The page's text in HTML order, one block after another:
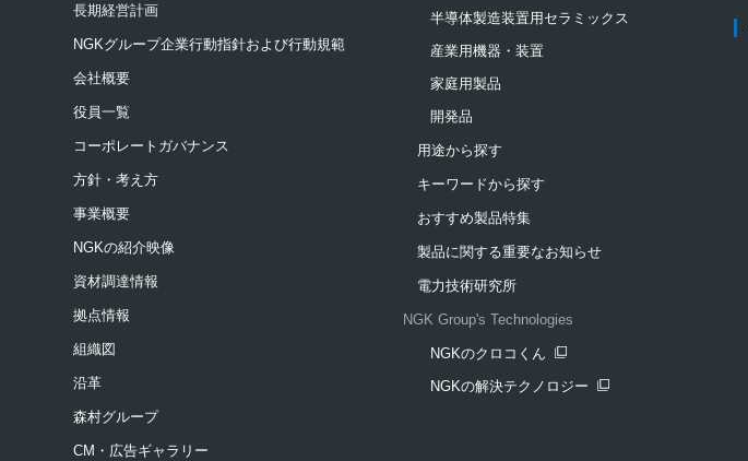
長期経営計画
NGKグループ企業行動指針および行動規範
会社概要
役員一覧
コーポレートガバナンス
方針・考え方
事業概要
NGKの紹介映像
資材調達情報
拠点情報
組織図
沿革
森村グループ
CM・広告ギャラリー
半導体製造装置用セラミックス
産業用機器・装置
家庭用製品
開発品
用途から探す
キーワードから探す
おすすめ製品特集
製品に関する重要なお知らせ
電力技術研究所
NGK Group's Technologies
NGKのクロコくん
NGKの解決テクノロジー